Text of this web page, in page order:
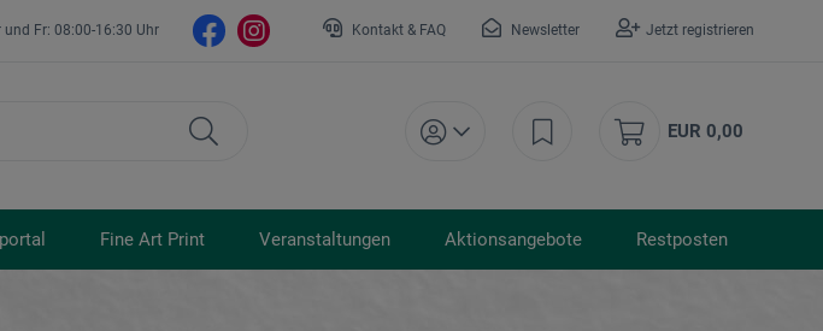
und Fr: 08:00-16:30 Uhr Kontakt & FAQ Newsletter Jetzt registrieren
EUR 0,00
Fine Art Print Veranstaltungen Aktionsangebote Restposten